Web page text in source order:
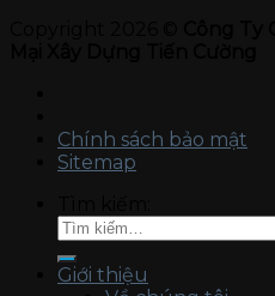
Chính sách bảo mật
Sitemap
Giới thiệu